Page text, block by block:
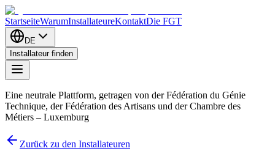
StartseiteWarumInstallateureKontaktDie FGT
DE
Installateur finden
Eine neutrale Plattform, getragen von der Fédération du Génie
Technique, der Fédération des Artisans und der Chambre des
Métiers – Luxemburg
Zurück zu den Installateuren